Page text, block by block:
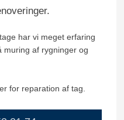
har vi meget erfaring
muring af rygninger og
for reparation af tag.